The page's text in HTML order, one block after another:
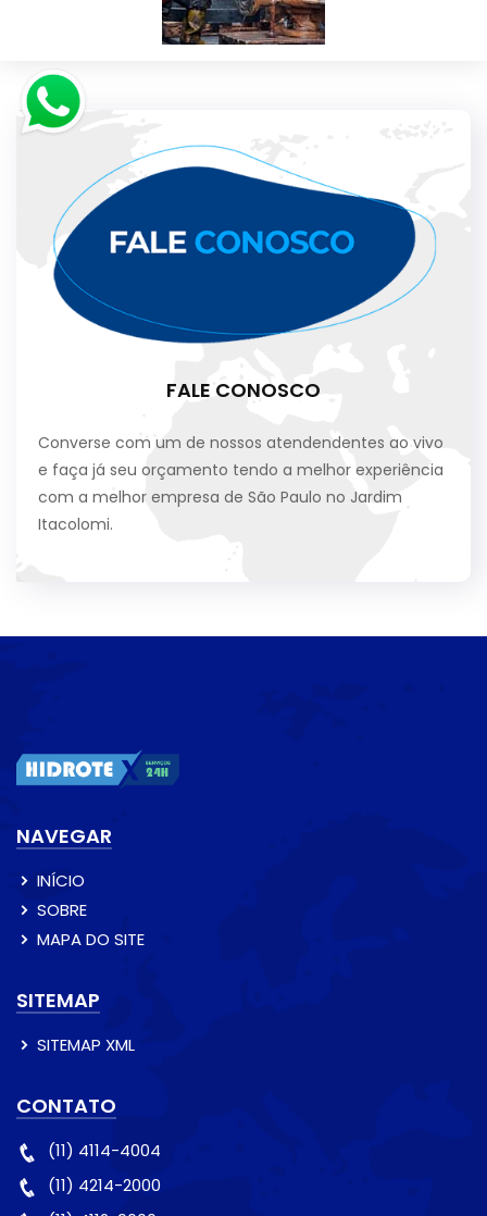
FALE CONOSCO
Converse com um de nossos atendendentes ao vivo
e faça já seu orçamento tendo a melhor experiência
com a melhor empresa de São Paulo no Jardim
Itacolomi.
NAVEGAR
INÍCIO
SOBRE
MAPA DO SITE
SITEMAP
SITEMAP XML
CONTATO
(11) 4114-4004
(11) 4214-2000